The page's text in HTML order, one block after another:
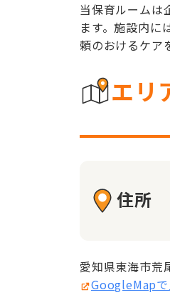
当保育ルームは
ます。施設内に
頼のおけるケア
エリ
住所
愛知県東海市荒
GoogleMapで